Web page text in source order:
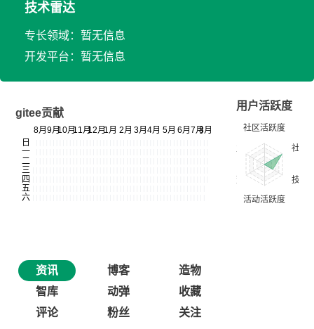
技术雷达
专长领域：暂无信息
开发平台：暂无信息
gitee贡献
用户活跃度
资讯 博客
造物
智库
动弹
收藏
评论
粉丝 关注